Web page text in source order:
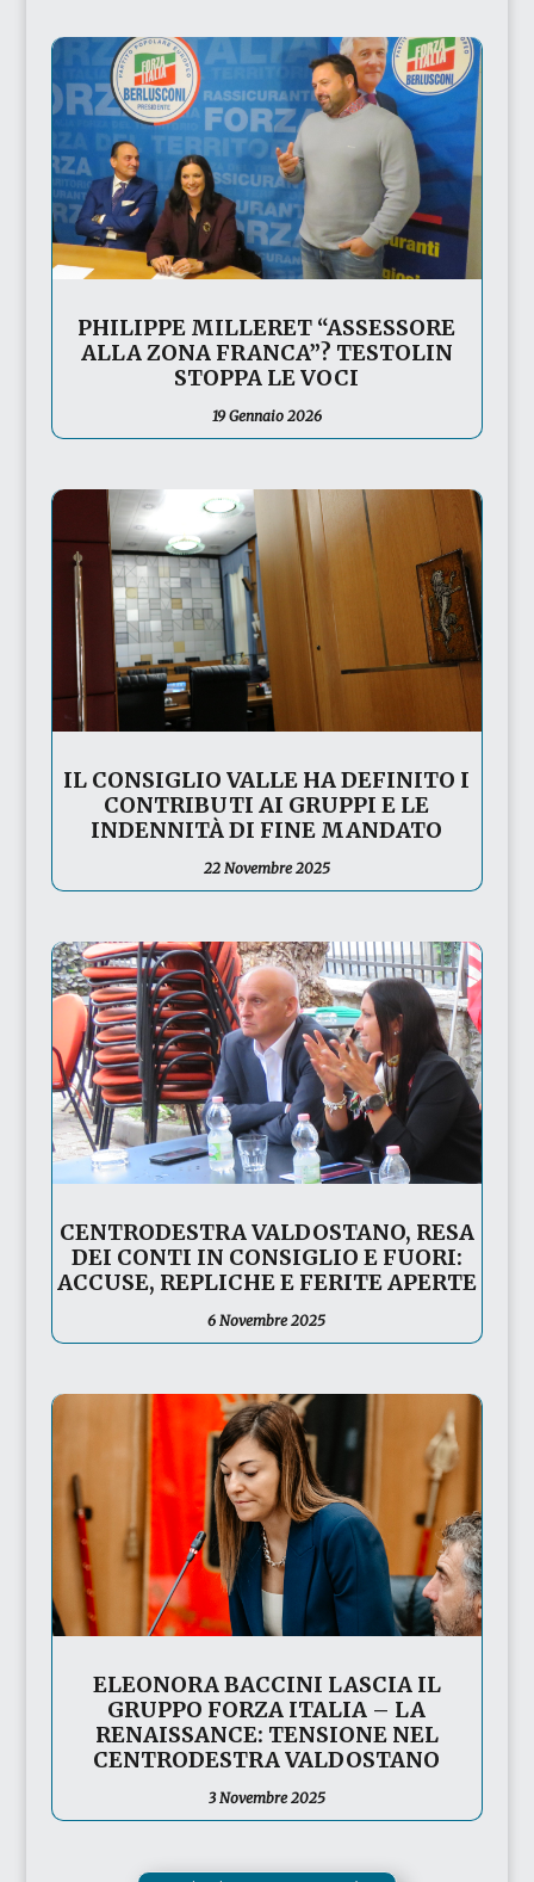
PHILIPPE MILLERET “ASSESSORE
ALLA ZONA FRANCA”? TESTOLIN
STOPPA LE VOCI
19 Gennaio 2026
IL CONSIGLIO VALLE HA DEFINITO I
CONTRIBUTI AI GRUPPI E LE
INDENNITÀ DI FINE MANDATO
22 Novembre 2025
CENTRODESTRA VALDOSTANO, RESA
DEI CONTI IN CONSIGLIO E FUORI:
ACCUSE, REPLICHE E FERITE APERTE
6 Novembre 2025
ELEONORA BACCINI LASCIA IL
GRUPPO FORZA ITALIA – LA
RENAISSANCE: TENSIONE NEL
CENTRODESTRA VALDOSTANO
3 Novembre 2025